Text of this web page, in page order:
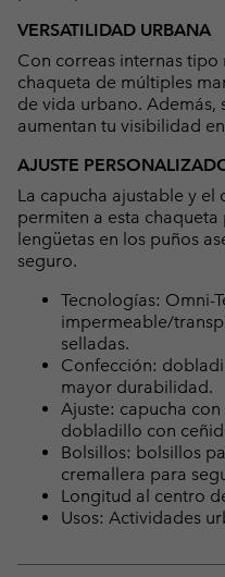
VERSATILIDAD URBANA
Con correas internas tipo
chaqueta de múltiples
de vida urbano. Además,
aumentan tu visibilidad
AJUSTE
La capucha ajustable y
permiten a esta
lengüetas en los puños
seguro.
Tecnologías: Omni-
impermeable/
selladas.
Confección:
mayor durabilidad.
Ajuste: capucha
dobladillo con
Bolsillos: bolsillos
cremallera para
Longitud al centro
Usos: Actividades